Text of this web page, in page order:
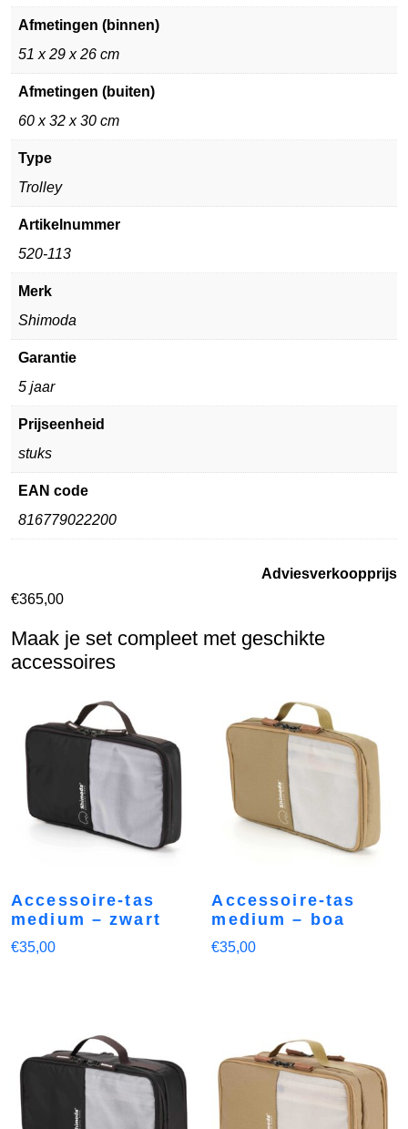
Afmetingen (binnen)
51 x 29 x 26 cm
Afmetingen (buiten)
60 x 32 x 30 cm
Type
Trolley
Artikelnummer
520-113
Merk
Shimoda
Garantie
5 jaar
Prijseenheid
stuks
EAN code
816779022200
Adviesverkoopprijs
€365,00
Maak je set compleet met geschikte
accessoires
Accessoire-tas
medium – zwart
€35,00
Accessoire-tas
medium – boa
€35,00